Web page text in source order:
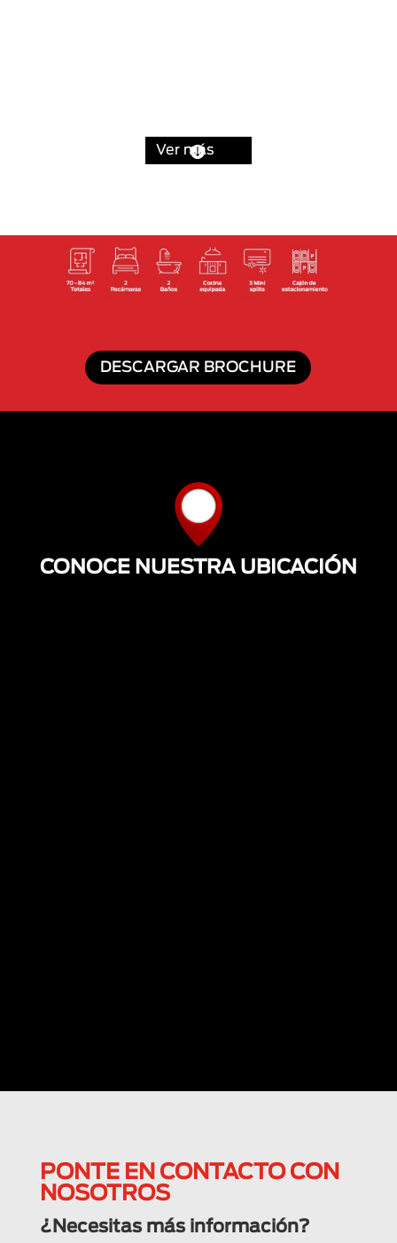
Ver más

DESCARGAR BROCHURE
CONOCE NUESTRA UBICACIÓN
PONTE EN CONTACTO CON
NOSOTROS
¿Necesitas más información?